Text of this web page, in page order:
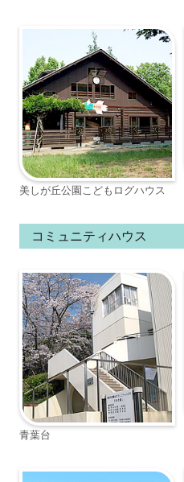
美しが丘公園こどもログハウス
コミュニティハウス
青葉台